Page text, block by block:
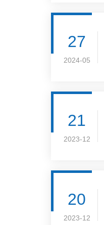
27
2024-05
21
2023-12
20
2023-12